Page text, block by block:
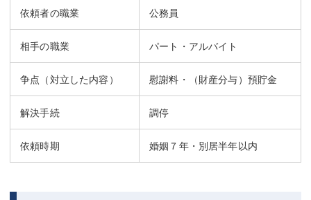
債務整理
マスコミ取材・実績
アクセス
東京事務所 (新宿・四谷)
埼玉事務所 (さいたま市)
マスコミ取材・実績
アクセス
東京事務所 (新宿・四谷)
埼玉事務所 (さいたま市)
川口事務所（埼玉県川口市）
依頼者の職業 公務員
相手の職業 パート・アルバイト
争点（対立した内容） 慰謝料・（財産分与）預貯金
解決手続 調停
依頼時期 婚姻７年・別居半年以内